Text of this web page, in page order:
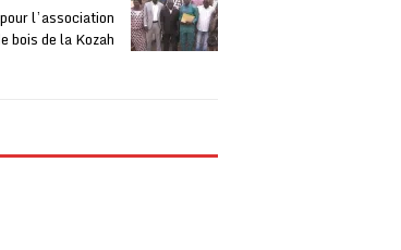
l’association
bois de la Kozah